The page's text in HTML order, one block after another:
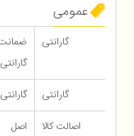
عمومی
گارانتی
گارانتی
گارانتی
گارانتی 12 ماه شرکتی
اصالت کالا
اصل